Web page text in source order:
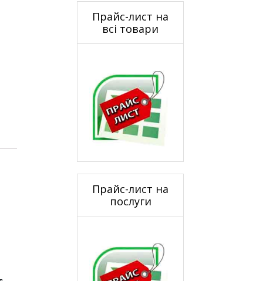
Прайс-лист на
всі товари
Прайс-лист на
послуги